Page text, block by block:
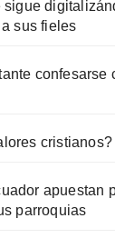
sigue
sus fieles
confesarse
cristianos?
apuestan
parroquias